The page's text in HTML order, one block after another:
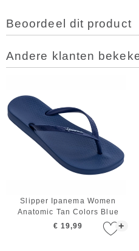
Beoordeel dit product
Andere klanten
+
Slipper Ipanema Women
Anatomic Tan Colors Blue
€ 19,99